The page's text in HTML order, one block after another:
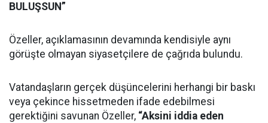
BULUŞSUN”
Özeller, açıklamasının devamında kendisiyle aynı
görüşte olmayan siyasetçilere de çağrıda bulundu.
Vatandaşların gerçek düşüncelerini herhangi bir baskı
veya çekince hissetmeden ifade edebilmesi
gerektiğini savunan Özeller, “Aksini iddia eden